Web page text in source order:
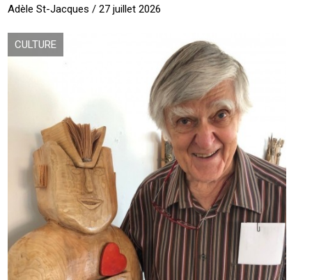
Adèle St-Jacques / 27 juillet 2026
CULTURE